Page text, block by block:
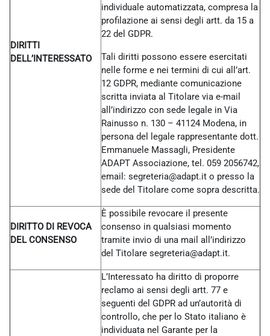
DIRITTI
DELL’INTERESSATO
individuale automatizzata, compresa la
profilazione ai sensi degli artt. da 15 a
22 del GDPR.
Tali diritti possono essere esercitati
nelle forme e nei termini di cui all’art.
12 GDPR, mediante comunicazione
scritta inviata al Titolare via e-mail
all’indirizzo con sede legale in Via
Rainusso n. 130 – 41124 Modena, in
persona del legale rappresentante dott.
Emmanuele Massagli, Presidente
ADAPT Associazione, tel. 059 2056742,
email: segreteria@adapt.it o presso la
sede del Titolare come sopra descritta.
DIRITTO DI REVOCA
DEL CONSENSO
È possibile revocare il presente
consenso in qualsiasi momento
tramite invio di una mail all’indirizzo
del Titolare segreteria@adapt.it.
L’Interessato ha diritto di proporre
reclamo ai sensi degli artt. 77 e
seguenti del GDPR ad un’autorità di
controllo, che per lo Stato italiano è
individuata nel Garante per la